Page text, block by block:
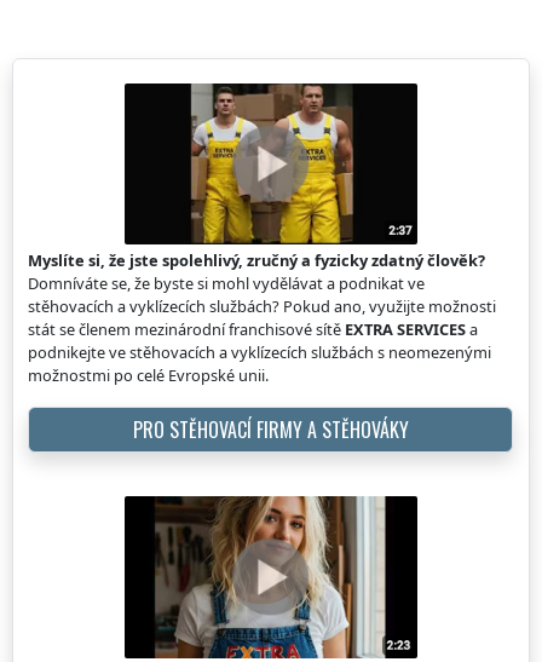
Myslíte si, že jste spolehlivý, zručný a fyzicky zdatný člověk?
Domníváte se, že byste si mohl vydělávat a podnikat ve
stěhovacích a vyklízecích službách? Pokud ano, využijte možnosti
stát se členem mezinárodní franchisové sítě EXTRA SERVICESa
podnikejte ve stěhovacích a vyklízecích službách s neomezenými
možnostmi po celé Evropské unii.
PRO STĚHOVACÍ FIRMY A STĚHOVÁKY